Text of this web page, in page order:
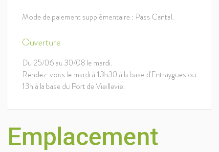
Mode de paiement supplémentaire : Pass Cantal.
Ouverture
Du 25/06 au 30/08 le mardi.
Rendez-vous le mardi à 13h30 à la base d'Entraygues ou
13h à la base du Port de Vieillevie.
Emplacement